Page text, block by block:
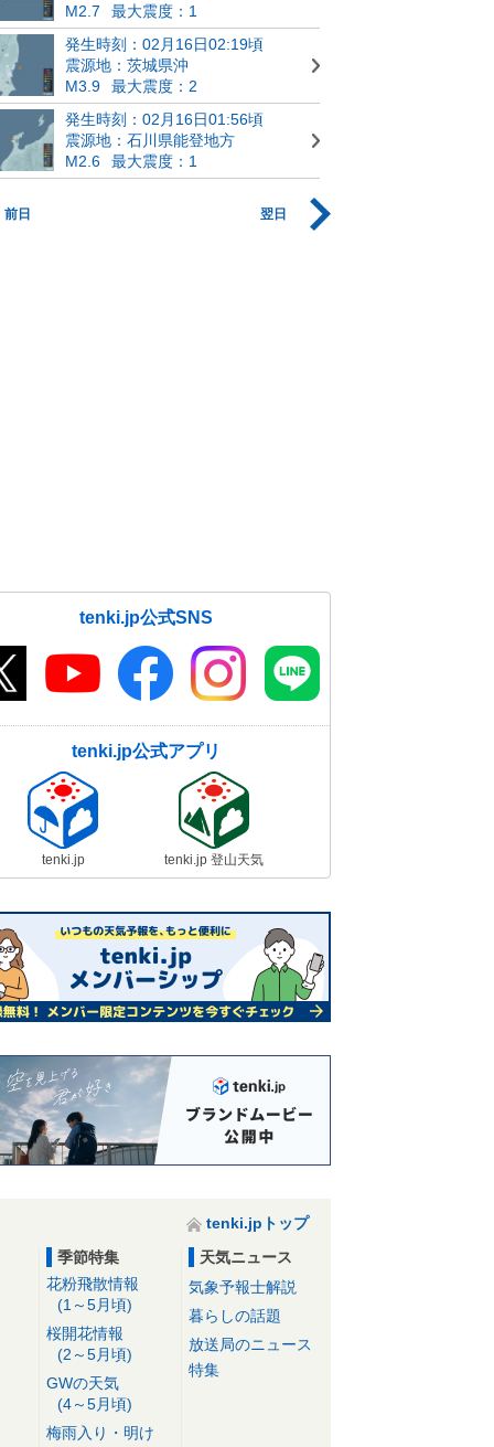
M2.7
最大震度：1
発生時刻：02月16日02:19頃
震源地：茨城県沖
M3.9
最大震度：2
発生時刻：02月16日01:56頃
震源地：石川県能登地方
M2.6
最大震度：1
前日 翌日
tenki.jp公式SNS
tenki.jp公式アプリ
tenki.jp tenki.jp 登山天気
tenki.jpトップ
季節特集
花粉飛散情報
(1～5月頃)
桜開花情報
(2～5月頃)
GWの天気
(4～5月頃)
梅雨入り・明け
天気ニュース
気象予報士解説
暮らしの話題
放送局のニュース
特集